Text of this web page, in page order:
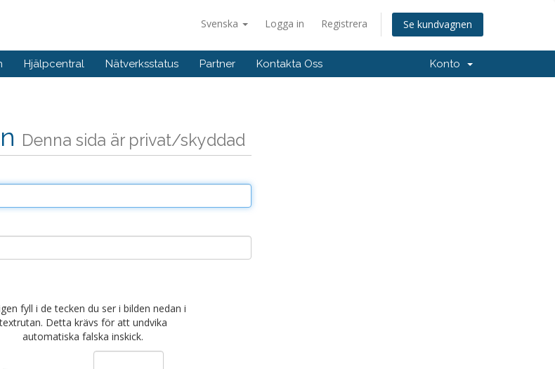
Svenska Logga in Registrera Se kundvagnen
Hjälpcentral Nätverksstatus Partner Kontakta Oss Konto
Denna sida är privat/skyddad
fyll i de tecken du ser i bilden nedan i
Detta krävs för att undvika
automatiska falska inskick.